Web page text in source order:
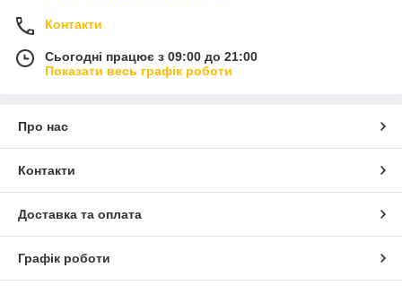
Контакти
Сьогодні працює з 09:00 до 21:00
Показати весь графік роботи
Про нас
Контакти
Доставка та оплата
Графік роботи